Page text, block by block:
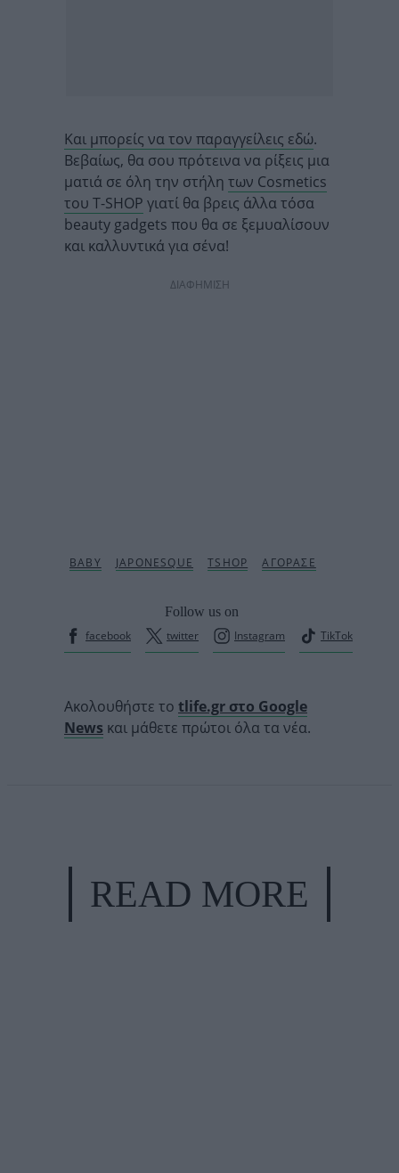
Και μπορείς να τον παραγγείλεις εδώ.
Βεβαίως, θα σου πρότεινα να ρίξεις μια
ματιά σε όλη την στήλη των Cosmetics
του T-SHOP γιατί θα βρεις άλλα τόσα
beauty gadgets που θα σε ξεμυαλίσουν
και καλλυντικά για σένα!
ΔΙΑΦΗΜΙΣΗ
Follow us on
facebook
twitter Instagram TikTok
Ακολουθήστε το tlife.gr στο Google
News και μάθετε πρώτοι όλα τα νέα.
READ MORE